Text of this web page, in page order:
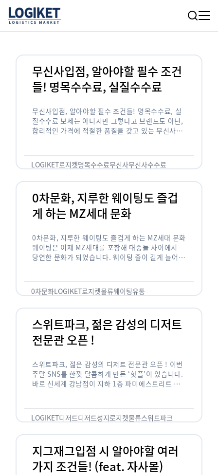
무신사입점, 알아야할 필수 조건
들! 명목수수료, 실질수수료
무신사입점, 알아야할 필수 조건들! 명목수수료, 실
질수수료 보세는 아니지만 그렇다고 브랜드도 아닌,
합리적인 가격에 적절한 품질을 갖고 있는 무신사!
LOGIKET로지켓명목수수료무신사무신사수수료
0차문화, 지루한 웨이팅도 즐겁
게 하는 MZ세대 문화
0차문화, 지루한 웨이팅도 즐겁게 하는 MZ세대 문화
웨이팅은 이제 MZ세대를 포함해 대중들 사이에서
당연한 문화가 되었습니다. 웨이팅 줄이 길게 늘어서
0차문화LOGIKET로지켓물류웨이팅유통
스위트파크, 젊은 감성의 디저트
전문관 오픈 !
스위트파크, 젊은 감성의 디저트 전문관 오픈 ! 이번
주말 SNS를 한껏 달콤하게 만든 ‘핫플’이 있습니다.
바로 신세계 강남점이 지하 1층 파미에스트리트 분
LOGIKET디저트디저트성지로지켓물류스위트파크
지그재그입점 시 알아야할 여러
가지 조건들! (feat. 자사몰)